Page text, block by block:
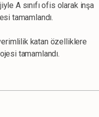
A sınıfı ofis olarak inşa
tamamlandı.
katan özelliklere
tamamlandı.